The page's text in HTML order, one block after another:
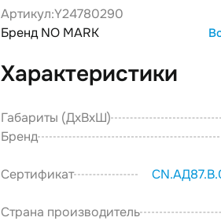
Артикул:Y24780290
Бренд NO MARK
Характеристики
Габариты (ДxВxШ)
Бренд
Сертификат
Страна производитель